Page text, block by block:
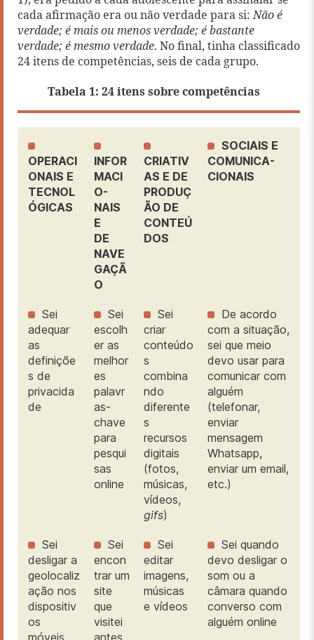
cada afirmação era ou não verdade para si:Não é
verdade; é mais ou menos verdade; é bastante
verdade; é mesmo verdade. No final, tinha classificado
24 itens de competências, seis de cada grupo.
Tabela 1: 24 itens sobre competências
OPERACI
ONAIS E
TECNOL
ÓGICAS
INFOR
MACI
O-
NAIS
E
DE
NAVE
GAÇÃ
O
CRIATIV
AS E DE
PRODUÇ
ÃO DE
CONTEÚ
DOS
SOCIAIS E
COMUNICA-
CIONAIS
Sei
adequar
as
definiçõe
s de
privacida
de
Sei
escolh
er as
melhor
es
palavr
as-
chave
para
pesqui
sas
online
Sei
criar
conteúdo
s
combina
ndo
diferente
s
recursos
digitais
(fotos,
músicas,
vídeos,
gifs)
De acordo
com a situação,
sei que meio
devo usar para
comunicar com
alguém
(telefonar,
enviar
mensagem
Whatsapp,
enviar um email,
etc.)
Sei
desligar a
geolocaliz
ação nos
dispositiv
os
Sei
encon
trar um
site
que
visitei
Sei
editar
imagens,
músicas
e vídeos
Sei quando
devo desligar o
som ou a
câmara quando
converso com
alguém online